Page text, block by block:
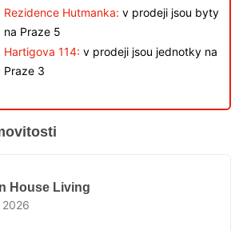
Rezidence Hutmanka: v prodeji jsou byty
na Praze 5
Hartigova 114: v prodeji jsou jednotky na
Praze 3
House Living
2026